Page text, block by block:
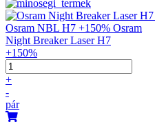
Osram NBL H7 +150% Osram
Night Breaker Laser H7
+150%
+
-
pár